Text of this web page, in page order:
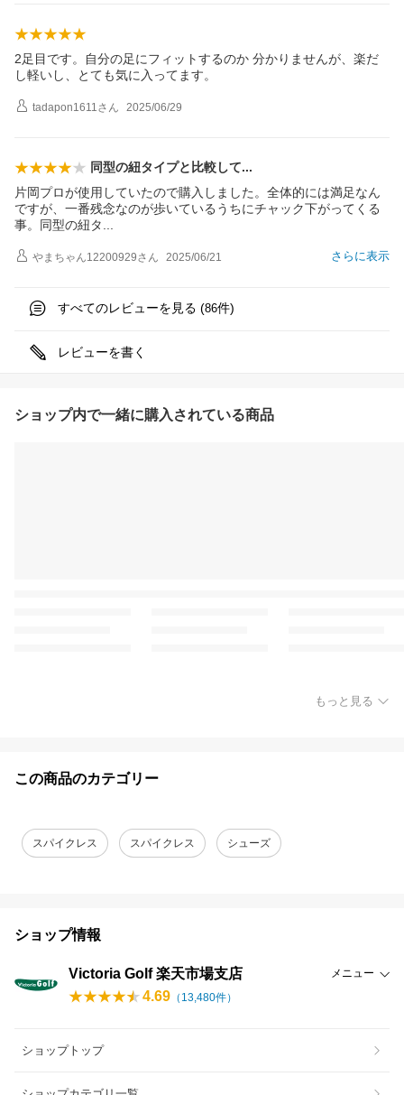
2足目です。自分の足にフィットするのか 分かりませんが、楽だ
し軽いし、とても気に入ってます。
tadapon1611さん 2025/06/29
同型の紐タイプと比較して
片岡プロが使用していたので購入しました。全体的には満足なん
ですが、一番残念なのが歩いているうちにチャック下がってくる
事。同型の紐タ
さらに表示
やまちゃん12200929さん 2025/06/21
すべてのレビューを見る (86件)
レビューを書く
ショップ内で一緒に購入されている商品
もっと見る
この商品のカテゴリー
スパイクレス スパイクレス シューズ
ショップ情報
Victoria Golf 楽天市場支店 メニュー
4.69 （ 13,480件）
ショップトップ